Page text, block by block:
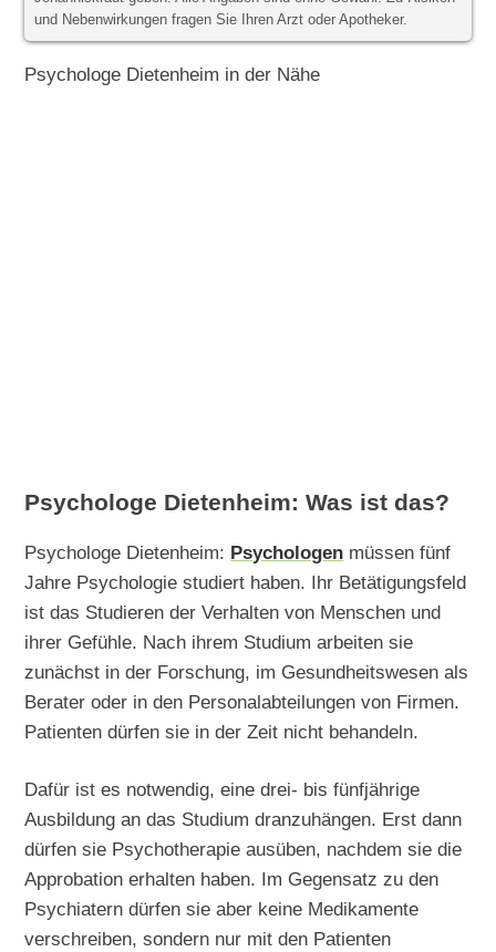
und Nebenwirkungen fragen Sie Ihren Arzt oder Apotheker.
Psychologe Dietenheim in der Nähe
Psychologe Dietenheim: Was ist das?
Psychologe Dietenheim: Psychologen müssen fünf
Jahre Psychologie studiert haben. Ihr Betätigungsfeld
ist das Studieren der Verhalten von Menschen und
ihrer Gefühle. Nach ihrem Studium arbeiten sie
zunächst in der Forschung, im Gesundheitswesen als
Berater oder in den Personalabteilungen von Firmen.
Patienten dürfen sie in der Zeit nicht behandeln.
Dafür ist es notwendig, eine drei- bis fünfjährige
Ausbildung an das Studium dranzuhängen. Erst dann
dürfen sie Psychotherapie ausüben, nachdem sie die
Approbation erhalten haben. Im Gegensatz zu den
Psychiatern dürfen sie aber keine Medikamente
verschreiben, sondern nur mit den Patienten